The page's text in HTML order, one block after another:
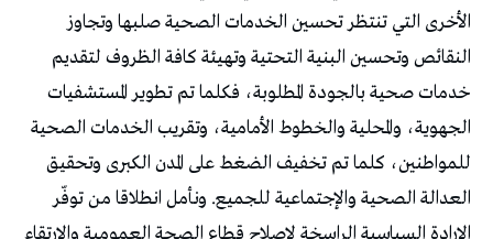
الأخرى التي تنتظر تحسين الخدمات الصحية صلبها وتجاوز
النقائص وتحسين البنية التحتية وتهيئة كافة الظروف لتقديم
خدمات صحية بالجودة المطلوبة، فكلما تم تطوير المستشفيات
الجهوية، والمحلية والخطوط الأمامية، وتقريب الخدمات الصحية
للمواطنين، كلما تم تخفيف الضغط على المدن الكبرى وتحقيق
العدالة الصحية والإجتماعية للجميع. ونأمل انطلاقا من توفّر
الإرادة السياسية الراسخة لإصلاح قطاع الصحة العمومية والارتقاء